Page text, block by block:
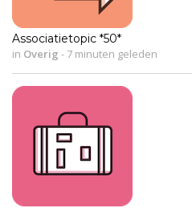
Associatietopic *50*
in Overig - 7 minuten geleden